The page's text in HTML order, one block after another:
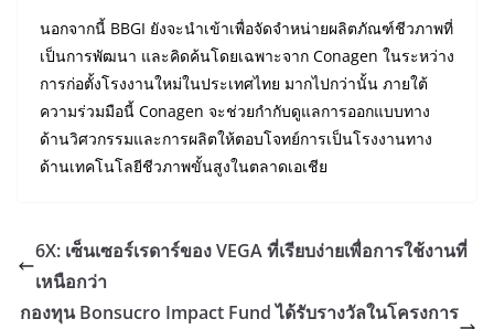
นอกจากนี้ BBGI ยังจะนำเข้าเพื่อจัดจำหน่ายผลิตภัณฑ์ชีวภาพที่
เป็นการพัฒนา และคิดค้นโดยเฉพาะจาก Conagen ในระหว่าง
การก่อตั้งโรงงานใหม่ในประเทศไทย มากไปกว่านั้น ภายใต้
ความร่วมมือนี้ Conagen จะช่วยกำกับดูแลการออกแบบทาง
ด้านวิศวกรรมและการผลิตให้ตอบโจทย์การเป็นโรงงานทาง
ด้านเทคโนโลยีชีวภาพขั้นสูงในตลาดเอเชีย
6X: เซ็นเซอร์เรดาร์ของ VEGA ที่เรียบง่ายเพื่อการใช้งานที่
เหนือกว่า
กองทุน Bonsucro Impact Fund ได้รับรางวัลในโครงการ